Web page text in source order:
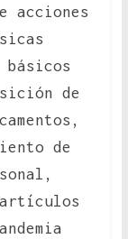
acciones
básicos
de
de